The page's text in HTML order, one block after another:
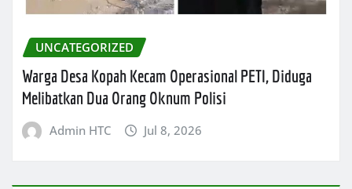
UNCATEGORIZED
Warga Desa Kopah Kecam Operasional PETI, Diduga
Melibatkan Dua Orang Oknum Polisi
Admin HTC Jul 8, 2026